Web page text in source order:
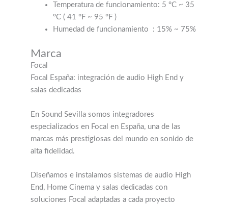
Temperatura de funcionamiento: 5 °C ~ 35
°C ( 41 °F ~ 95 °F)
Humedad de funcionamiento : 15% ~ 75%
Marca
Focal
Focal España: integración de audio High End y
salas dedicadas
En Sound Sevilla somos integradores
especializados en Focal en España, una de las
marcas más prestigiosas del mundo en sonido de
alta fidelidad.
Diseñamos e instalamos sistemas de audio High
End, Home Cinema y salas dedicadas con
soluciones Focal adaptadas a cada proyecto